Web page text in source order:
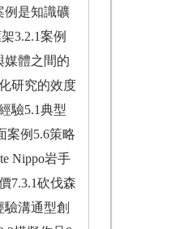
例是知識礦
3.2.1案例
媒體之間的
研究的效度
驗5.1典型
案例5.6策略
Nippo岩手
7.3.1砍伐森
驗溝通型創